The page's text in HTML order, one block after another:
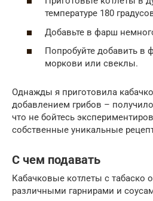
температуре 180
Добавьте в фарш
Попробуйте добавить в
моркови или свеклы.
Однажды я приготовила
добавлением грибов –
что не бойтесь
собственные уникальные
С чем подавать
Кабачковые котлеты с табаско
различными гарнирами и